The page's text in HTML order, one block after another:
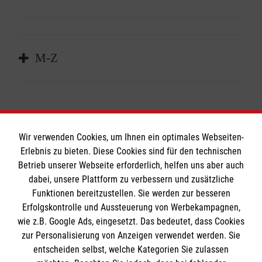
KG
Bayerisches Staatsministerium für
Ernährung
BMW Group
Caritasverband d. Erzd. München und
Freising
Craft Veranstaltungs AG (Neuraum)
Diözesenrat der Katholiken der Erzdiozese
München und Freising KdöR
EHC München e.V.
M-Z
newsBar Gaststättenbetriebs GmbH
NS Dokumentationszentrum München
On AG
PricewaterhouseCoopers GmbH
REALIZE GmbH
REDSEVEN Entertainment GmbH
Schneeweiss Konzeptbüro
SEMS Security Event Management Support
Staatsministerium für Gesundheit und
Informationen
Impressum
Datenschutz
Kontakt
Die Malteser
Wir verwenden Cookies, um Ihnen ein optimales Webseiten-
Erlebnis zu bieten. Diese Cookies sind für den technischen
Betrieb unserer Webseite erforderlich, helfen uns aber auch
dabei, unsere Plattform zu verbessern und zusätzliche
Funktionen bereitzustellen. Sie werden zur besseren
Erfolgskontrolle und Aussteuerung von Werbekampagnen,
wie z.B. Google Ads, eingesetzt. Das bedeutet, dass Cookies
zur Personalisierung von Anzeigen verwendet werden. Sie
entscheiden selbst, welche Kategorien Sie zulassen